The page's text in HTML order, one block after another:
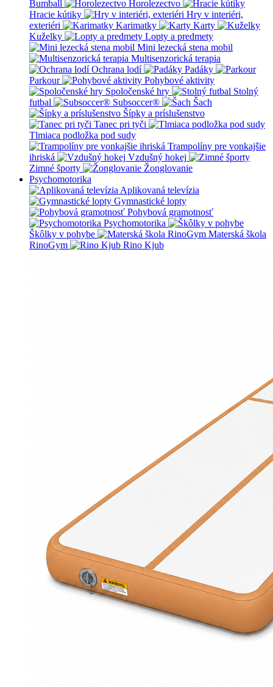
Bumball
Horolezectvo
Hracie kútiky
Hry v interiéri,
exteriéri
Karimatky
Karty
Kuželky
Lopty a predmety
Mini lezecká stena mobil
Multisenzorická terapia
Ochrana lodí
Padáky
Parkour
Pohybové aktivity
Spoločenské hry
Stolný
futbal
Subsoccer®
Šach
Šípky a príslušenstvo
Tanec pri tyči
Tlmiaca podložka pod sudy
Trampolíny pre vonkajšie
ihriská
Vzdušný hokej
Zimné športy
Žonglovanie
Psychomotorika
Aplikovaná televízia
Gymnastické lopty
Pohybová gramotnosť
Psychomotorika
Škôlky v pohybe
Materská škola
RinoGym
Rino Kjub